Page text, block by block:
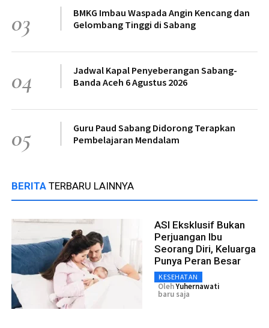
03
BMKG Imbau Waspada Angin Kencang dan
Gelombang Tinggi di Sabang
04
Jadwal Kapal Penyeberangan Sabang-
Banda Aceh 6 Agustus 2026
05
Guru Paud Sabang Didorong Terapkan
Pembelajaran Mendalam
BERITA TERBARU LAINNYA
ASI Eksklusif Bukan
Perjuangan Ibu
Seorang Diri, Keluarga
Punya Peran Besar
KESEHATAN
OlehYuhernawati
baru saja